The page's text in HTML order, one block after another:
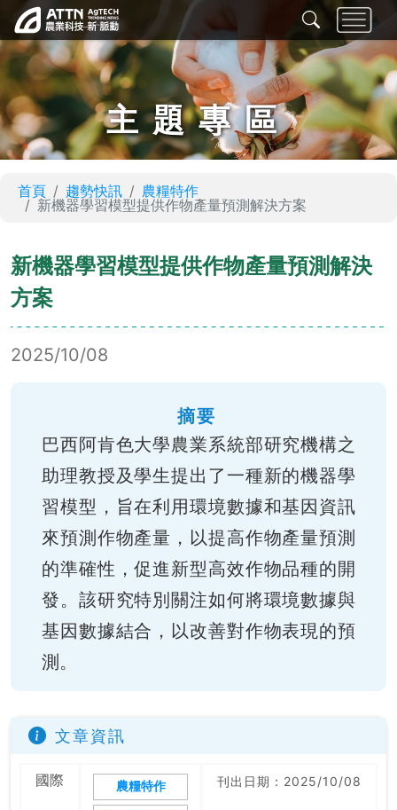
主題專區
首頁 趨勢快訊
農糧特作
新機器學習模型提供作物產量預測解決方案
新機器學習模型提供作物產量預測解決
方案
2025/10/08
摘要
巴西阿肯色大學農業系統部研究機構之
助理教授及學生提出了一種新的機器學
習模型，旨在利用環境數據和基因資訊
來預測作物產量，以提高作物產量預測
的準確性，促進新型高效作物品種的開
發。該研究特別關注如何將環境數據與
基因數據結合，以改善對作物表現的預
測。
文章資訊
國際 農糧特作 刊出日期：2025/10/08